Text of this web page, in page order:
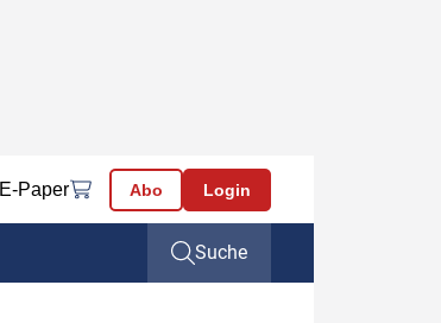
E-Paper Abo Login
Suche